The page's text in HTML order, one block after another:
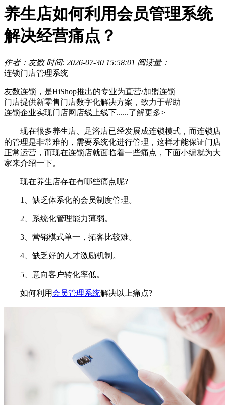
养生店如何利用会员管理系统
解决经营痛点？
作者：友数 时间: 2026-07-30 15:58:01 阅读量：
连锁门店管理系统
友数连锁，是HiShop推出的专业为直营/加盟连锁
门店提供新零售门店数字化解决方案，致力于帮助
连锁企业实现门店网店线上线下......了解更多>
现在很多养生店、足浴店已经发展成连锁模式，而连锁店
的管理是非常难的，需要系统化进行管理，这样才能保证门店
正常运营，而现在连锁店就面临着一些痛点，下面小编就为大
家来介绍一下。
现在养生店存在有哪些痛点呢?
1、缺乏体系化的会员制度管理。
2、系统化管理能力薄弱。
3、营销模式单一，拓客比较难。
4、缺乏好的人才激励机制。
5、意向客户转化率低。
如何利用会员管理系统解决以上痛点?